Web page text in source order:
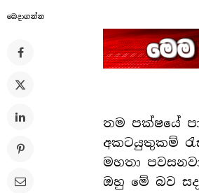
බෙදාගන්​න
තම පක්ෂයේ
අකටයුතුකම්
මහතා
ඔහු මේ බව